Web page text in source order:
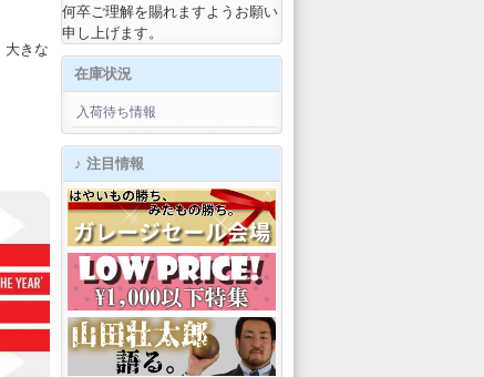
大きな
何卒ご理解を賜れますようお願い
申し上げます。
在庫状況
入荷待ち情報
♪ 注目情報